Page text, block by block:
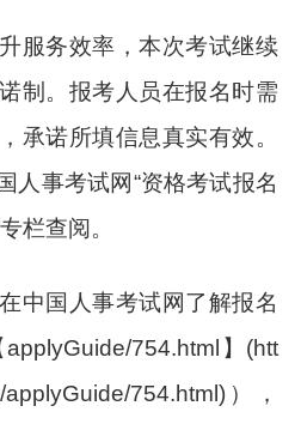
服务效率，本次考试继续
制。报考人员在报名时需
承诺所填信息真实有效。
人事考试网“资格考试报名
栏查阅。
中国人事考试网了解报名
754.html】(htt
754.html)），